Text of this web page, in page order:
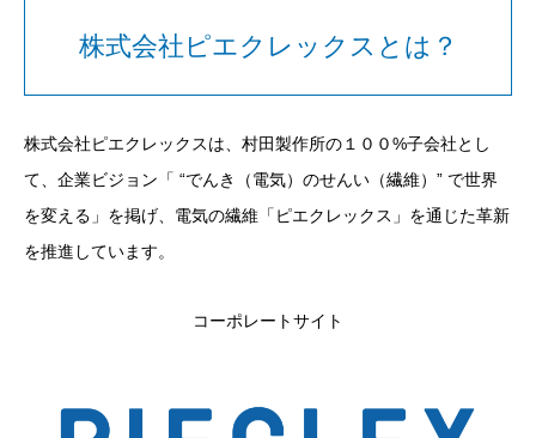
株式会社ピエクレックスとは？
株式会社ピエクレックスは、村田製作所の１００%子会社とし
て、企業ビジョン「 “でんき（電気）のせんい（繊維） ” で世界
を変える」を掲げ、電気の繊維「ピエクレックス」を通じた革新
を推進しています。
コーポレートサイト